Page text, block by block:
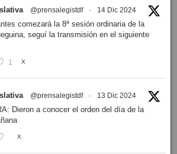
@prensalegistdf · 14 Dic 2024
comezará la 8ª sesión ordinaria de la
seguí la transmisión en el siguiente
1 X
@prensalegistdf · 13 Dic 2024
Dieron a conocer el orden del día de la
X